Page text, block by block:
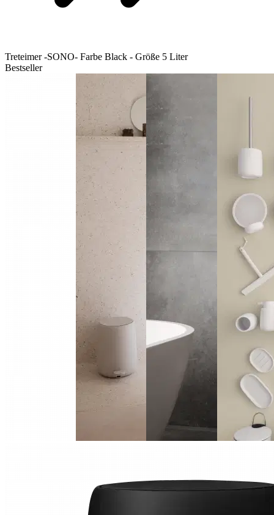
Treteimer -SONO- Farbe Black - Größe 5 Liter
Bestseller